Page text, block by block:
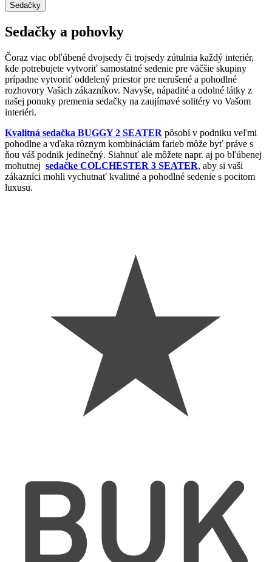
Sedačky
Sedačky a pohovky
Čoraz viac obľúbené dvojsedy či trojsedy zútulnia každý interiér,
kde potrebujete vytvoriť samostatné sedenie pre väčšie skupiny
prípadne vytvoriť oddelený priestor pre nerušené a pohodlné
rozhovory Vašich zákazníkov. Navyše, nápadité a odolné látky z
našej ponuky premenia sedačky na zaujímavé solitéry vo Vašom
interiéri.
Kvalitná sedačka BUGGY 2 SEATER pôsobí v podniku veľmi
pohodlne a vďaka rôznym kombináciám farieb môže byť práve s
ňou váš podnik jedinečný. Siahnuť ale môžete napr. aj po bľúbenej
mohutnej sedačke COLCHESTER 3 SEATER, aby si vaši
zákazníci mohli vychutnať kvalitné a pohodlné sedenie s pocitom
luxusu.